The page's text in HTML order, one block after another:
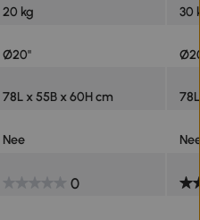
20 kg
30
Ø20"
78L x 55B x 60H cm
Nee
0